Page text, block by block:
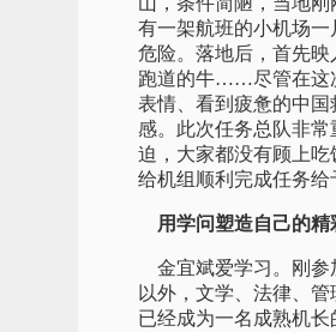
有一架航班的小机场
危险。落地后，首先
跑道的牛……尽管在这
表情、看到疲惫的中
感。此次任务总队非
迫，大家都没有顾上
给机组顺利完成任务给
用学问塑造自己的精
金宜斌爱学习。刚参
以外，文学、法律、
已经成为一名成熟机